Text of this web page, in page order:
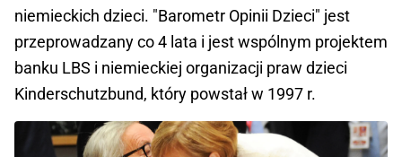
niemieckich dzieci. "Barometr Opinii Dzieci" jest
przeprowadzany co 4 lata i jest wspólnym projektem
banku LBS i niemieckiej organizacji praw dzieci
Kinderschutzbund, który powstał w 1997 r.